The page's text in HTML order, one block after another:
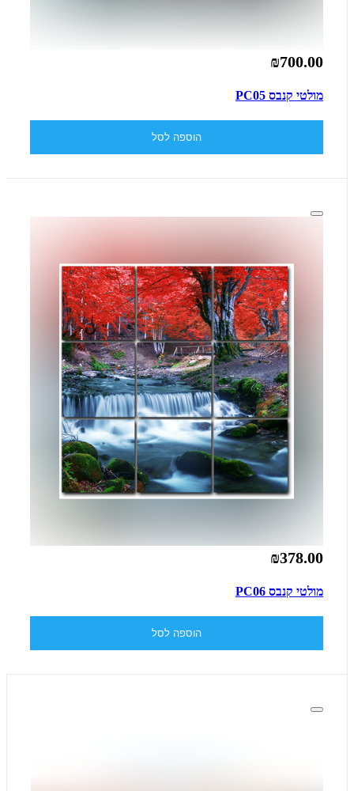
₪700.00
מולטי קנבס PC05
הוספה לסל
₪378.00
מולטי קנבס PC06
הוספה לסל